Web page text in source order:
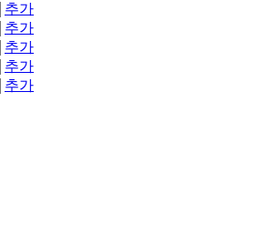
추가
추가
추가
추가
추가